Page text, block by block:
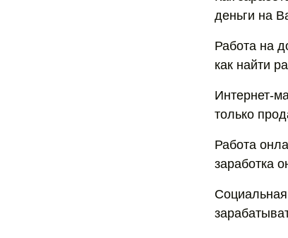
деньги на
Работа на
как найти
Интернет-
только
Работа
заработка
Социальная